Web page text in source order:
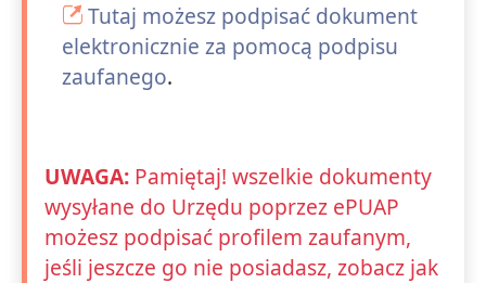
Tutaj możesz podpisać dokument
elektronicznie za pomocą podpisu
zaufanego.
UWAGA: Pamiętaj! wszelkie dokumenty
wysyłane do Urzędu poprzez ePUAP
możesz podpisać profilem zaufanym,
jeśli jeszcze go nie posiadasz, zobacz jak